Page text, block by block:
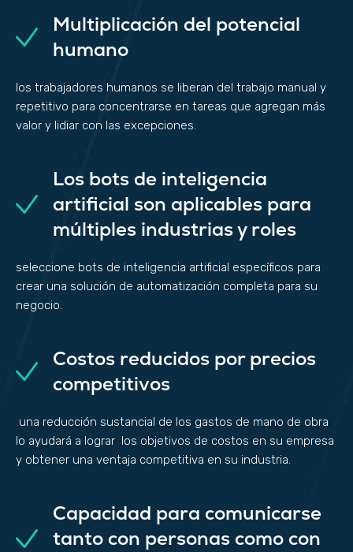
Multiplicación del potencial
humano
los trabajadores humanos se liberan del trabajo manual y
repetitivo para concentrarse en tareas que agregan más
valor y lidiar con las excepciones.
Los bots de inteligencia
artificial son aplicables para
múltiples industrias y roles
seleccione bots de inteligencia artificial específicos para
crear una solución de automatización completa para su
negocio.
Costos reducidos por precios
competitivos
una reducción sustancial de los gastos de mano de obra
lo ayudará a lograr los objetivos de costos en su empresa
y obtener una ventaja competitiva en su industria.
Capacidad para comunicarse
tanto con personas como con